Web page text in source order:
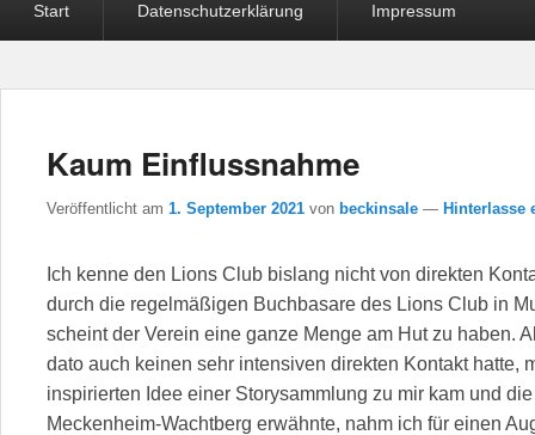
MenüStart Datenschutzerklärung Impressum
Kaum Einflussnahme
Veröffentlicht am 1. September 2021 von beckinsale — Hinterlasse
Ich kenne den Lions Club bislang nicht von direkten
durch die regelmäßigen Buchbasare des Lions Club in
scheint der Verein eine ganze Menge am Hut zu haben.
dato auch keinen sehr intensiven direkten Kontakt hatte,
inspirierten Idee einer Storysammlung zu mir kam und
Meckenheim-Wachtberg erwähnte, nahm ich für einen